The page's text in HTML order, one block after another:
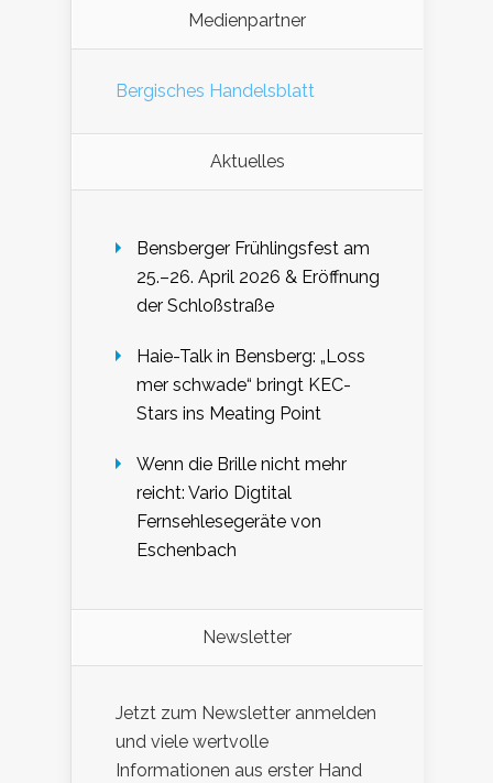
Medienpartner
Bergisches Handelsblatt
Aktuelles
Bensberger Frühlingsfest am
25.–26. April 2026 & Eröffnung
der Schloßstraße
Haie-Talk in Bensberg: „Loss
mer schwade“ bringt KEC-
Stars ins Meating Point
Wenn die Brille nicht mehr
reicht: Vario Digtital
Fernsehlesegeräte von
Eschenbach
Newsletter
Jetzt zum Newsletter anmelden
und viele wertvolle
Informationen aus erster Hand